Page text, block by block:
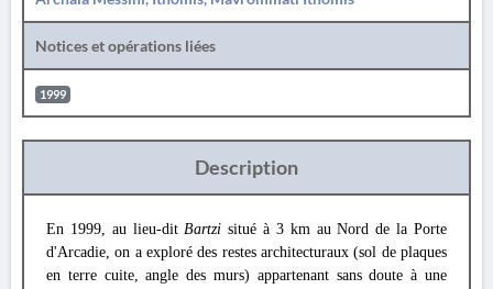
Notices et opérations liées
1999
Description
En 1999, au lieu-ditBartzi situé à 3 km au Nord de la Porte
d'Arcadie, on a exploré des restes architecturaux (sol de plaques
en terre cuite, angle des murs) appartenant sans doute à une